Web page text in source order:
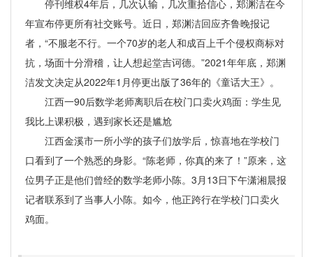
停刊维权4年后，几次认输，几次重拾信心，郑渊洁在今
年宣布停更所有社交账号。近日，郑渊洁回应齐鲁晚报记
者，“不服老不行。一个70岁的老人和成百上千个侵权商标对
抗，场面十分滑稽，让人想起堂吉诃德。”2021年年底，郑渊
洁发文决定从2022年1月停更出版了36年的《童话大王》。
江西一90后数学老师离职后在校门口卖火鸡面：学生见
我比上课积极，遇到家长还是尴尬
江西金溪市一所小学的孩子们放学后，惊喜地在学校门
口看到了一个熟悉的身影。“陈老师，你真的来了！”原来，这
位男子正是他们曾经的数学老师小陈。3月13日下午潇湘晨报
记者联系到了当事人小陈。如今，他正跨行在学校门口卖火
鸡面。